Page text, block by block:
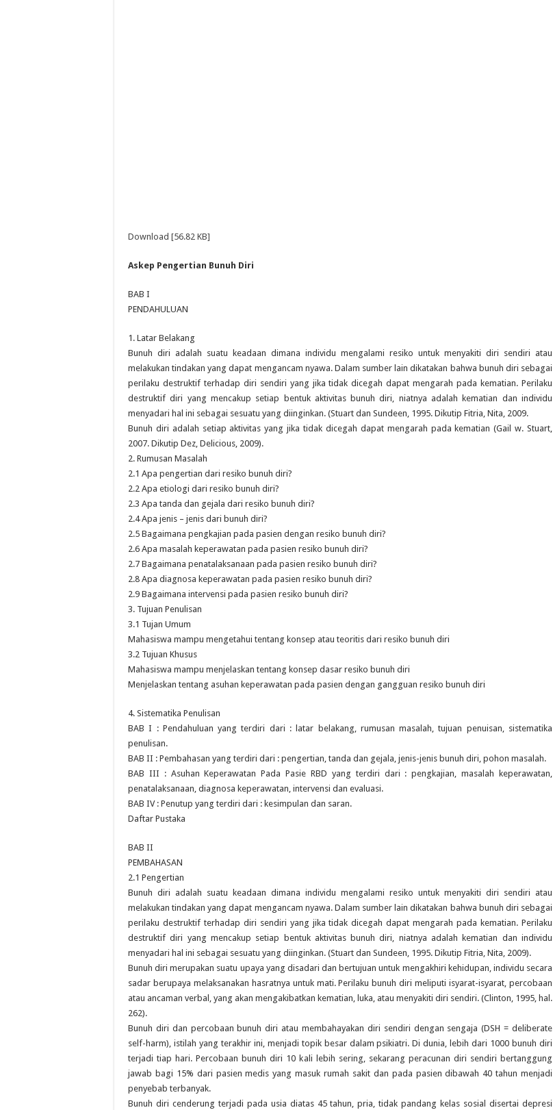
Download [56.82 KB]
Askep Pengertian Bunuh Diri
BAB I
PENDAHULUAN
1. Latar Belakang
Bunuh diri adalah suatu keadaan dimana individu mengalami resiko untuk menyakiti diri sendiri atau
melakukan tindakan yang dapat mengancam nyawa. Dalam sumber lain dikatakan bahwa bunuh diri sebagai
perilaku destruktif terhadap diri sendiri yang jika tidak dicegah dapat mengarah pada kematian. Perilaku
destruktif diri yang mencakup setiap bentuk aktivitas bunuh diri, niatnya adalah kematian dan individu
menyadari hal ini sebagai sesuatu yang diinginkan. (Stuart dan Sundeen, 1995. Dikutip Fitria, Nita, 2009.
Bunuh diri adalah setiap aktivitas yang jika tidak dicegah dapat mengarah pada kematian (Gail w. Stuart,
2007. Dikutip Dez, Delicious, 2009).
2. Rumusan Masalah
2.1 Apa pengertian dari resiko bunuh diri?
2.2 Apa etiologi dari resiko bunuh diri?
2.3 Apa tanda dan gejala dari resiko bunuh diri?
2.4 Apa jenis – jenis dari bunuh diri?
2.5 Bagaimana pengkajian pada pasien dengan resiko bunuh diri?
2.6 Apa masalah keperawatan pada pasien resiko bunuh diri?
2.7 Bagaimana penatalaksanaan pada pasien resiko bunuh diri?
2.8 Apa diagnosa keperawatan pada pasien resiko bunuh diri?
2.9 Bagaimana intervensi pada pasien resiko bunuh diri?
3. Tujuan Penulisan
3.1 Tujan Umum
Mahasiswa mampu mengetahui tentang konsep atau teoritis dari resiko bunuh diri
3.2 Tujuan Khusus
Mahasiswa mampu menjelaskan tentang konsep dasar resiko bunuh diri
Menjelaskan tentang asuhan keperawatan pada pasien dengan gangguan resiko bunuh diri
4. Sistematika Penulisan
BAB I : Pendahuluan yang terdiri dari : latar belakang, rumusan masalah, tujuan penuisan, sistematika
penulisan.
BAB II : Pembahasan yang terdiri dari : pengertian, tanda dan gejala, jenis-jenis bunuh diri, pohon masalah.
BAB III : Asuhan Keperawatan Pada Pasie RBD yang terdiri dari : pengkajian, masalah keperawatan,
penatalaksanaan, diagnosa keperawatan, intervensi dan evaluasi.
BAB IV : Penutup yang terdiri dari : kesimpulan dan saran.
Daftar Pustaka
BAB II
PEMBAHASAN
2.1 Pengertian
Bunuh diri adalah suatu keadaan dimana individu mengalami resiko untuk menyakiti diri sendiri atau
melakukan tindakan yang dapat mengancam nyawa. Dalam sumber lain dikatakan bahwa bunuh diri sebagai
perilaku destruktif terhadap diri sendiri yang jika tidak dicegah dapat mengarah pada kematian. Perilaku
destruktif diri yang mencakup setiap bentuk aktivitas bunuh diri, niatnya adalah kematian dan individu
menyadari hal ini sebagai sesuatu yang diinginkan. (Stuart dan Sundeen, 1995. Dikutip Fitria, Nita, 2009).
Bunuh diri merupakan suatu upaya yang disadari dan bertujuan untuk mengakhiri kehidupan, individu secara
sadar berupaya melaksanakan hasratnya untuk mati. Perilaku bunuh diri meliputi isyarat-isyarat, percobaan
atau ancaman verbal, yang akan mengakibatkan kematian, luka, atau menyakiti diri sendiri. (Clinton, 1995, hal.
262).
Bunuh diri dan percobaan bunuh diri atau membahayakan diri sendiri dengan sengaja (DSH = deliberate
self-harm), istilah yang terakhir ini, menjadi topik besar dalam psikiatri. Di dunia, lebih dari 1000 bunuh diri
terjadi tiap hari. Percobaan bunuh diri 10 kali lebih sering, sekarang peracunan diri sendiri bertanggung
jawab bagi 15% dari pasien medis yang masuk rumah sakit dan pada pasien dibawah 40 tahun menjadi
penyebab terbanyak.
Bunuh diri cenderung terjadi pada usia diatas 45 tahun, pria, tidak pandang kelas sosial disertai depresi